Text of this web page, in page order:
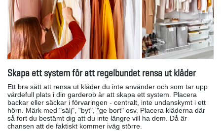
Skapa ett system för att regelbundet rensa ut kläder
Ett bra sätt att rensa ut kläder du inte använder och som tar upp
värdefull plats i din garderob är att skapa ett system. Placera
backar eller säckar i förvaringen - centralt, inte undanskymt i ett
hörn. Märk med "sälj", "byt", "ge bort" osv. Placera kläderna där
så fort du bestämt dig att du inte längre vill ha dem. Då är
chansen att de faktiskt kommer iväg större.